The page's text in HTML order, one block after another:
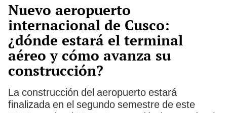
Nuevo aeropuerto
internacional de Cusco:
¿dónde estará el terminal
aéreo y cómo avanza su
construcción?
La construcción del aeropuerto estará
finalizada en el segundo semestre de este